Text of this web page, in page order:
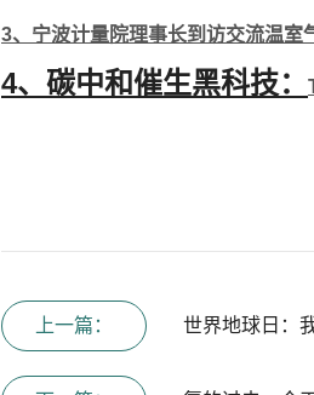
3、 宁波计量院理事长到访交流温室
4、碳中和催生黑科技：
上一篇： 世界地球日：